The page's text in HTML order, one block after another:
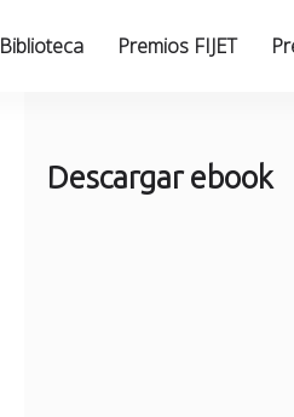
Biblioteca Premios FIJET
Descargar ebook